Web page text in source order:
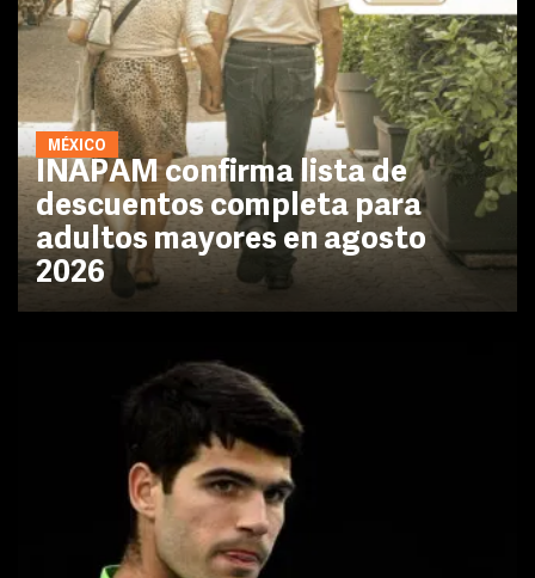
MÉXICO
INAPAM confirma lista de
descuentos completa para
adultos mayores en agosto
2026